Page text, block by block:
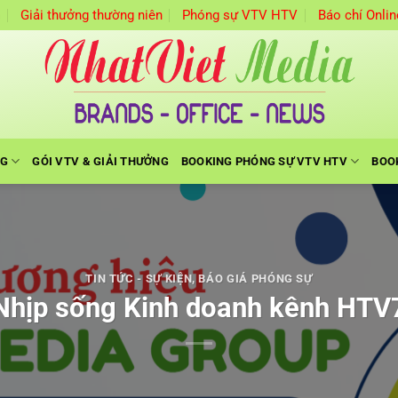
Giải thưởng thường niên Phóng sự VTV HTV Báo chí
GÓI VTV & GIẢI THƯỞNG BOOKING PHÓNG SỰ VTV HTV
TIN TỨC - SỰ KIỆN,BÁO GIÁ PHÓNG SỰ
sống Kinh doanh kênh